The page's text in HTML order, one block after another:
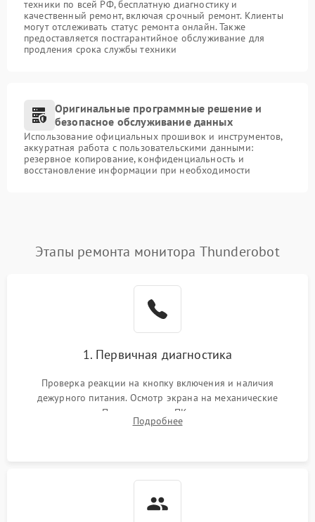
техники по всей РФ, бесплатную диагностику и
качественный ремонт, включая срочный ремонт. Клиенты
могут отслеживать статус ремонта онлайн. Также
предоставляется постгарантийное обслуживание для
продления срока службы техники
Оригинальные программные решение и
безопасное обслуживание данных
Использование официальных прошивок и инструментов,
аккуратная работа с пользовательскими данными:
резервное копирование, конфиденциальность и
восстановление информации при необходимости
Этапы ремонта монитора Thunderobot
1. Первичная диагностика
Проверка реакции на кнопку включения и наличия
дежурного питания. Осмотр экрана на механические
повреждения. Подключение к ПК для оценки вывода
изображения, работы подсветки и выявления артефактов на
Подробнее